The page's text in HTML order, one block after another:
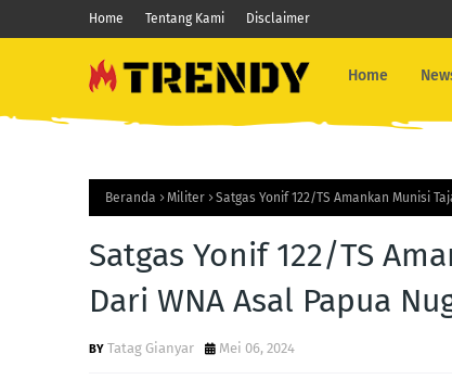
Home Tentang Kami Disclaimer
Home
Beranda Militer Satgas Yonif 122/TS Amankan Munisi
Satgas Yonif 122/TS
Dari WNA Asal Papua
Tatag Gianyar Mei 06, 2024